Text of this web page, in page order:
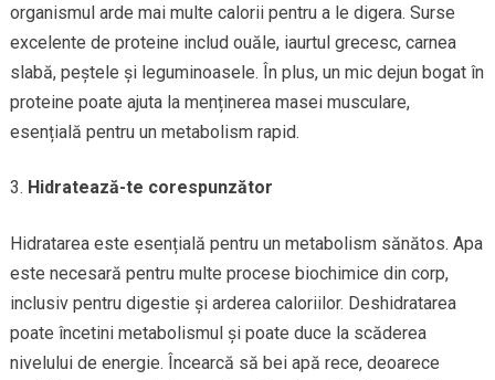
organismul arde mai multe calorii pentru a le digera. Surse
excelente de proteine includ ouăle, iaurtul grecesc, carnea
slabă, peștele și leguminoasele. În plus, un mic dejun bogat în
proteine poate ajuta la menținerea masei musculare,
esențială pentru un metabolism rapid.
Hidratează-te corespunzător
Hidratarea este esențială pentru un metabolism sănătos. Apa
este necesară pentru multe procese biochimice din corp,
inclusiv pentru digestie și arderea caloriilor. Deshidratarea
poate încetini metabolismul și poate duce la scăderea
nivelului de energie. Încearcă să bei apă rece, deoarece